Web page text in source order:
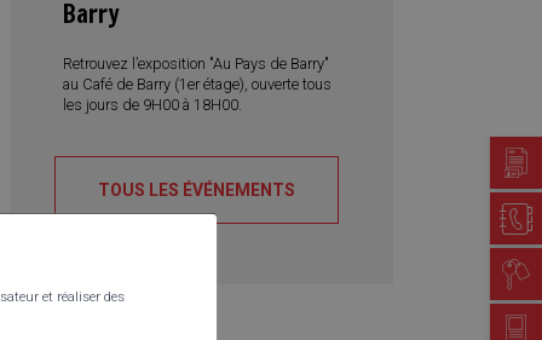
Annuaire communal
Barry
Retrouvez l’exposition "Au Pays de Barry"
au Café de Barry (1er étage), ouverte tous
les jours de 9H00 à 18H00.
TOUS LES ÉVÉNEMENTS
et réaliser des